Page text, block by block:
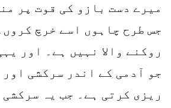
میرے دست بازو کی قوت پر
جس طرح چاہوں اسے خرچ
روکنے والا نہیں ہے۔ اور
جو آدمی کے اندر سرکشی
ریزی کرتی ہے۔ جب یہ